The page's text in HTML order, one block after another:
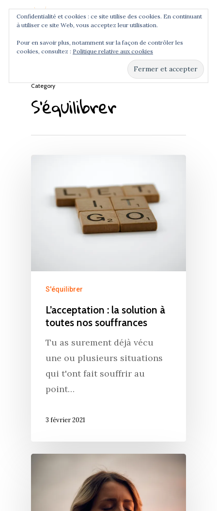
Hit enter to search or ESC to close
Category
S’équilibrer
S'équilibrer
L’acceptation : la solution à
toutes nos souffrances
Tu as surement déjà vécu
une ou plusieurs situations
qui t'ont fait souffrir au
point…
3 février 2021
Confidentialité et cookies : ce site utilise des cookies. En continuant
à utiliser ce site Web, vous acceptez leur utilisation.
Pour en savoir plus, notamment sur la façon de contrôler les
cookies, consultez : Politique relative aux cookies